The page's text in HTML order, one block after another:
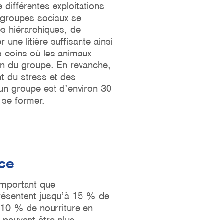
différentes exploitations
sociaux se
hiérarchiques, de
une litière suffisante ainsi
où les animaux
du groupe. En revanche,
du stress et des
groupe est d’environ 30
former.
que
jusqu’à 15 % de
% de nourriture en